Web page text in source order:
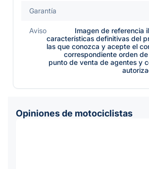
Garantía
Aviso
Imagen de referencia
características definitivas del
las que conozca y acepte el
correspondiente orden
punto de venta de agentes y
Opiniones de motociclistas